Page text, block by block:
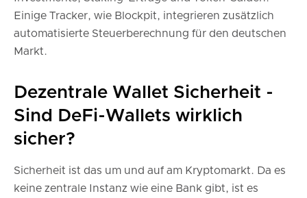
Einige Tracker, wie Blockpit, integrieren zusätzlich
automatisierte Steuerberechnung für den deutschen
Markt.
Dezentrale Wallet Sicherheit -
Sind DeFi-Wallets wirklich
sicher?
Sicherheit ist das um und auf am Kryptomarkt. Da es
keine zentrale Instanz wie eine Bank gibt, ist es